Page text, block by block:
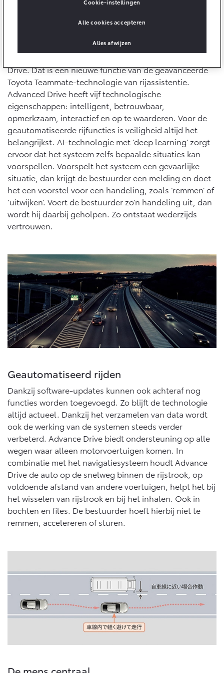
Vanaf € 39.995,-
Toyota C-HR
HYBRIDE
Vanaf € 36.495,-
Toyota C-HR+
BATTERIJ-ELEKTRISCH
Vanaf € 37.995,-
RAV4
PLUG-IN HYBRIDE
Vanaf € 49.995,-
bZ4X
BATTERIJ-ELEKTRISCH
Vanaf € 39.995,-
bZ4X Touring
BATTERIJ-ELEKTRISCH
Vanaf € 48.995,-
WATERSTOF-ELEKTRISCH
Vanaf € 76.695,-
ELEKTRISCH
Vanaf € 27.945,-
Proace (excl. BTW)
OOK ALS BATTERIJ-
ELEKTRISCH
Proace Verso
BATTERIJ-ELEKTRISCH
Proace Max (excl. BTW)
OOK ALS BATTERIJ-
ELEKTRISCH
Hilux (excl. BTW)
OOK ALS BATTERIJ-
ELEKTRISCH
10 jaar batterijgarantie
Toyota fabrieksgarantie
Onderdelen & Accessoires
Onderdelen
Accessoires
Banden
Connected
Connected Services
MyToyota login
MyToyota App
Abonnementen
Multimedia
Navigatie updates
Energie en slim laden
Toyota Autoverzekering
Toyota Hybride Autoverzekering
Bedrijfswagens op maat
Verzekeren
Situaties voorspellen
Drive. Dat is een nieuwe functie van de geavanceerde
Toyota Teammate-technologie van rijassistentie.
Advanced Drive heeft vijf technologische
eigenschappen: intelligent, betrouwbaar,
opmerkzaam, interactief en op te waarderen. Voor de
geautomatiseerde rijfuncties is veiligheid altijd het
belangrijkst. AI-technologie met ‘deep learning’ zorgt
ervoor dat het systeem zelfs bepaalde situaties kan
voorspellen. Voorspelt het systeem een gevaarlijke
situatie, dan krijgt de bestuurder een melding en doet
het een voorstel voor een handeling, zoals ‘remmen’ of
‘uitwijken’. Voert de bestuurder zo’n handeling uit, dan
wordt hij daarbij geholpen. Zo ontstaat wederzijds
vertrouwen.
Geautomatiseerd rijden
Dankzij software-updates kunnen ook achteraf nog
functies worden toegevoegd. Zo blijft de technologie
altijd actueel. Dankzij het verzamelen van data wordt
ook de werking van de systemen steeds verder
verbeterd. Advance Drive biedt ondersteuning op alle
wegen waar alleen motorvoertuigen komen. In
combinatie met het navigatiesysteem houdt Advance
Drive de auto op de snelweg binnen de rijstrook, op
voldoende afstand van andere voertuigen, helpt het bij
het wisselen van rijstrook en bij het inhalen. Ook in
bochten en files. De bestuurder hoeft hierbij niet te
remmen, accelereren of sturen.
Cookie-instellingen
Alles afwijzen
Alle cookies accepteren